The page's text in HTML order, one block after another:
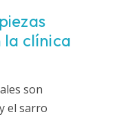
la clínica
son
el sarro